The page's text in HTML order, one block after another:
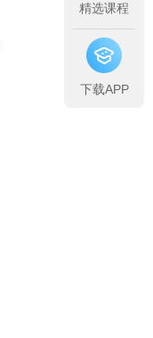
精选课程
下载APP